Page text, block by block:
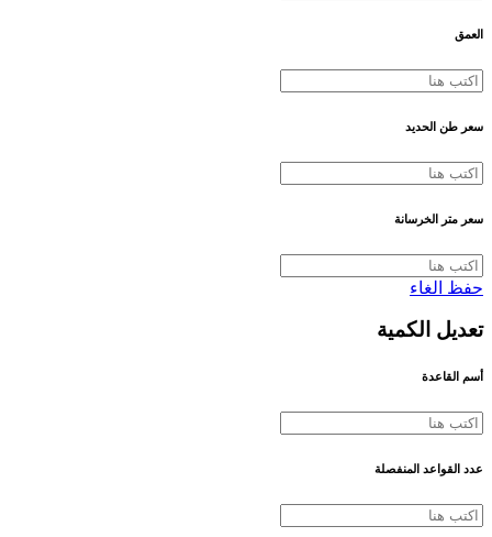
العمق
سعر طن الحديد
سعر متر الخرسانة
حفظ الغاء
تعديل الكمية
أسم القاعدة
عدد القواعد المنفصلة